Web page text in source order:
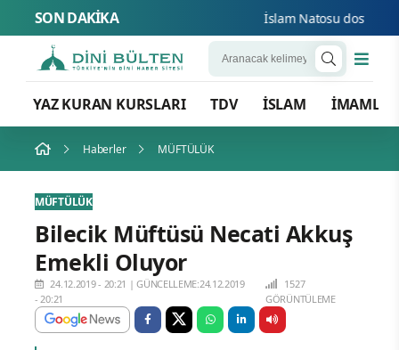
SON DAKİKA İslam Natosu dosta
YAZ KURAN KURSLARI TDV İSLAM İMAMLAR
Haberler MÜFTÜLÜK
MÜFTÜLÜK
Bilecik Müftüsü Necati Akkuş
Emekli Oluyor
24.12.2019 - 20:21 |GÜNCELLEME:24.12.2019
- 20:21
1527
GÖRÜNTÜLEME